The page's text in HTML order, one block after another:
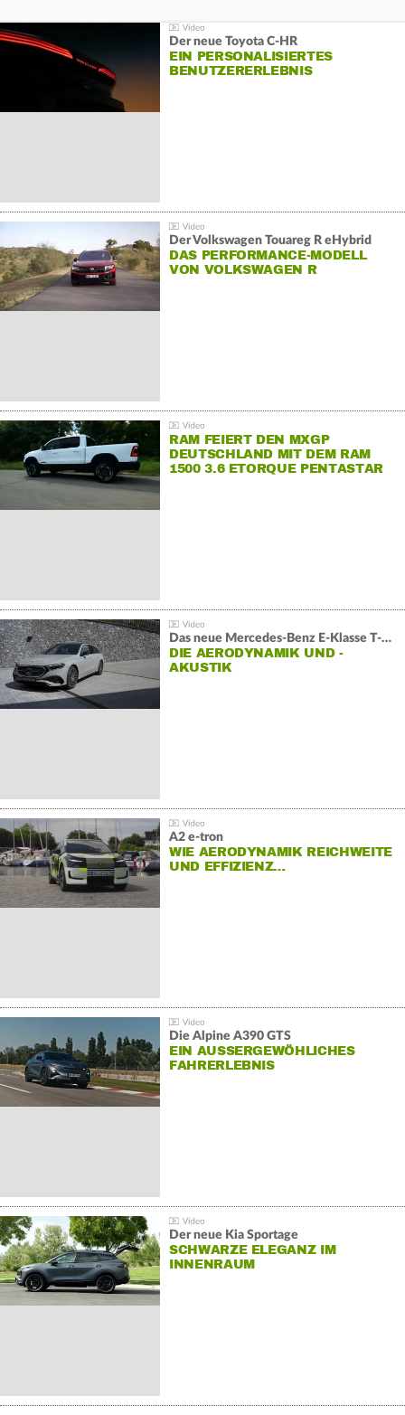
Der neue Toyota C-HR
EIN PERSONALISIERTES
BENUTZERERLEBNIS
Der Volkswagen Touareg R eHybrid
DAS PERFORMANCE-MODELL
VON VOLKSWAGEN R
RAM FEIERT DEN MXGP
DEUTSCHLAND MIT DEM RAM
1500 3.6 ETORQUE PENTASTAR
Das neue Mercedes-Benz E-Klasse T-Modell
DIE AERODYNAMIK UND -
AKUSTIK
A2 e-tron
WIE AERODYNAMIK REICHWEITE
UND EFFIZIENZ…
Die Alpine A390 GTS
EIN AUSSERGEWÖHLICHES F
AHRERLEBNIS
Der neue Kia Sportage
SCHWARZE ELEGANZ IM
INNENRAUM